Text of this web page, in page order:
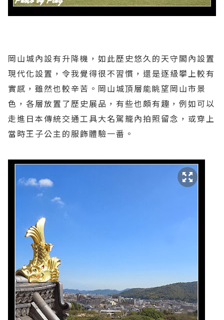
岡山城內設有升降機，如此歷史悠久的天守閣內設置
現代化設置，令我覺得很不習慣，還是逐級攀上較有
實感，雖然也較辛苦。岡山城頂層能眺望岡山市景
色，各層放置了歷史展品，有些也頗有趣，例如可以
走進日本傳統交通工具大名駕籠內拍照留念，或穿上
當時王子公主的服飾體驗一番。